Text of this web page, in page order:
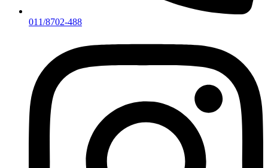
011/8702-488